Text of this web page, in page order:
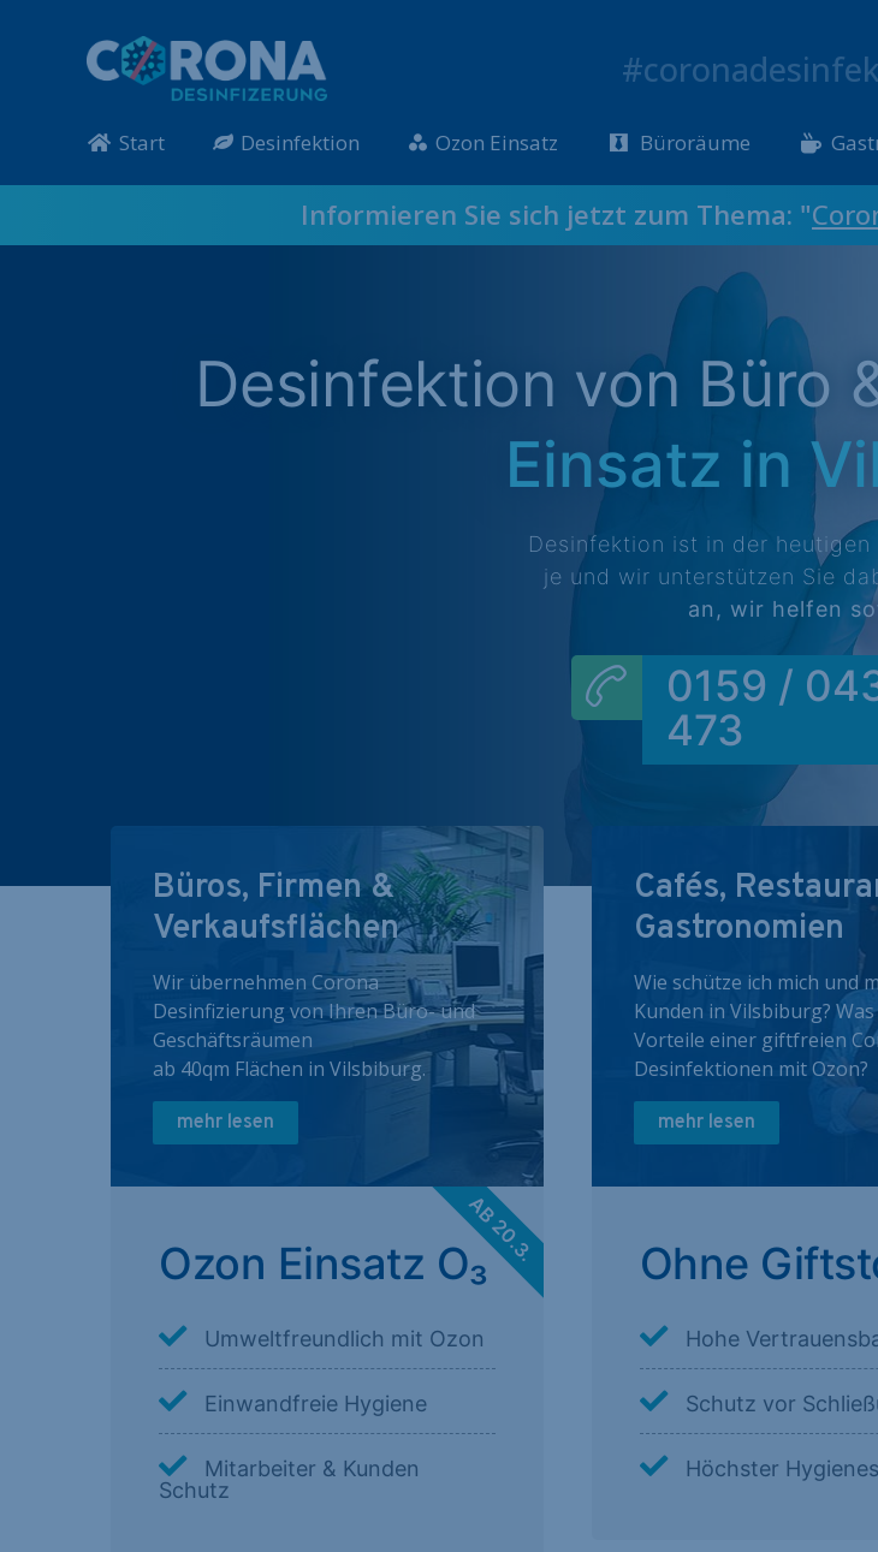
Start Desinfektion Ozon Einsatz Büroräume
Informieren Sie sich jetzt zum Thema: "
Desinfektion von Büro
Einsatz in
Desinfektion ist in der
je und wir unterstützen Sie
an, wir helfen
0159 /
473
Büros, Firmen &
Verkaufsflächen
Wir übernehmen Corona
Desinfizierung von Ihren Büro- und
Geschäftsräumen
ab 40qm Flächen in Vilsbiburg.
mehr lesen
Ozon Einsatz O₃
Umweltfreundlich mit Ozon
Einwandfreie Hygiene
Mitarbeiter & Kunden
Schutz
AB 20.3.
Cafés,
Gastronomien
Wie schütze ich mich und
Kunden in Vilsbiburg?
Vorteile einer giftfreien
Desinfektionen mit Ozon?
mehr lesen
Ohne
Hohe
Schutz vor
Höchster